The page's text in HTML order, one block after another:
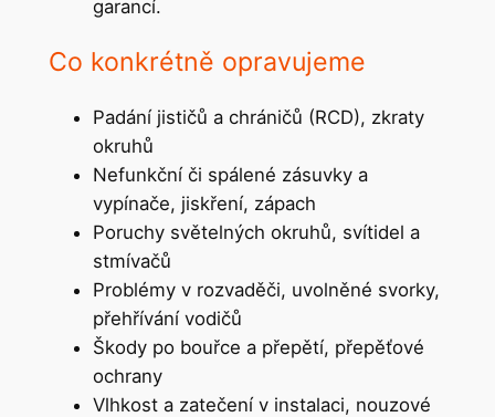
garancí.
Co konkrétně opravujeme
Padání jističů a chráničů (RCD), zkraty
okruhů
Nefunkční či spálené zásuvky a
vypínače, jiskření, zápach
Poruchy světelných okruhů, svítidel a
stmívačů
Problémy v rozvaděči, uvolněné svorky,
přehřívání vodičů
Škody po bouřce a přepětí, přepěťové
ochrany
Vlhkost a zatečení v instalaci, nouzové